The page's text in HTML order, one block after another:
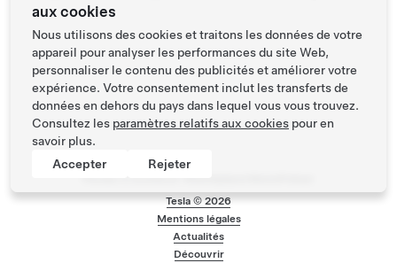
Menu de bas de
Tesla ©2026
Mentions légales
Actualités
Découvrir
aux cookies
Nous utilisons des cookies et traitons les données de votre
appareil pour analyser les performances du site Web,
personnaliser le contenu des publicités et améliorer votre
expérience. Votre consentement inclut les transferts de
données en dehors du pays dans lequel vous vous trouvez.
Consultez les paramètres relatifs aux cookies pour en
savoir plus.
Accepter
Rejeter